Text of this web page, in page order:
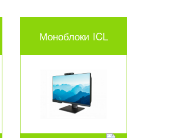
Моноблоки ICL